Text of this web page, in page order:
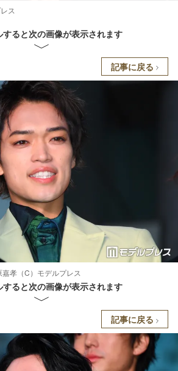
ス
すると次の画像が表示されます
記事に戻る
孝（C）モデルプレス
すると次の画像が表示されます
記事に戻る